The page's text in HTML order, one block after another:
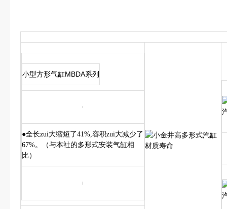
小型方形气缸MBDA系列
●全长zui大缩短了41%,容积zui大减少了
67%。（与本社的多形式安装气缸相
比）